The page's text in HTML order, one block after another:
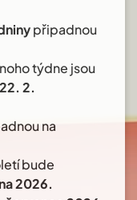
připadnou
týdne jsou
2.
na
bude
2026.